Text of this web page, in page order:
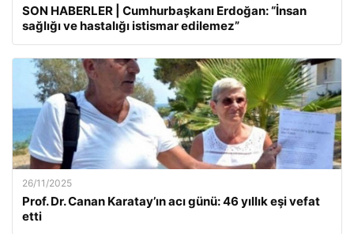
SON HABERLER | Cumhurbaşkanı Erdoğan: “İnsan
sağlığı ve hastalığı istismar edilemez”
26/11/2025
Prof. Dr. Canan Karatay’ın acı günü: 46 yıllık eşi vefat
etti